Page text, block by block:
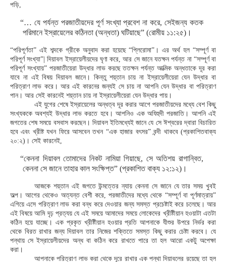
পড়ি,
“… যে পর্যন্ত পরজাতীয়দের পূর্ণ সংখ্যা প্রবেশ না করে, সেইজন্য কতক
পরিমানে ইস্রায়েলের কঠিনতা (অন্ধতা) ঘটিয়াছে” (রোমীয় ১১:২৫)।
“পরিপূর্ণতা” এই শব্দকে গ্রীকে অনুবাদ করা হয়েছে “প্লিরোমা”। এর অর্থ হল “সম্পূর্ণ বা
পরিপূর্ণ সংখ্যা”| দিয়াবল ইস্রায়েলীয়দের ঘৃণা করে, আর সে জানে যতক্ষন পর্যন্ত না “সম্পূর্ণ বা
পরিপূর্ণ সংখ্যায়” পরজাতীয়েরা উদ্ধার লাভ করছে ততক্ষন পর্যন্ত আত্মিক অন্ধতাকে দূর করা
যাবে না এই বিষয় দিয়াবল জানে। কিন্তু শয়্তান চায় না ইস্রায়েলীয়েরা যেন উদ্ধার বা
পরিত্রাণ লাভ করে। আর এই কারনের জন্যই সে চায় না আপনি যেন উদ্ধার বা পরিত্রাণ
পান। আর সেই কারনেই শয়্তান চায় না ইস্রায়েলীয়েরা যেন উদ্ধার পায়।
এই যুগের শেষে ইস্রায়েলের অন্ধত্ব দূর করার আগে পরজাতীয়দের মধ্যে বেশ কিছু
সংখ্যককে অবশ্যই উদ্ধার লাভ করতে হবে। আপনিও এক অযিহুদী পরজাতি। আপনি এই
জগতের শেষ সময়ে বসবাস করছেন। দিয়াবল ইতিমধ্যেই জানে যে সে ঈশ্বরের দ্বারা বিচারিত
হবে এবং খ্রীষ্ট যখন ফিরে আসবেন তখন “এক হাজার বৎসর” বন্দী থাকবে (প্রকাশিতবাক্য
২০:২)। সেই কারনেই,
“কেননা দিয়াবল তোমাদের নিকট নামিয়া গিয়াছে, সে অতিশয় রাগান্বিত,
কেননা সে জানে তাহার কাল সংক্ষিপ্ত” (প্রকাশিত বাক্য ১২:১২)।
আজকে শয়্তান এই জগতে উন্মত্তের ন্যায় কেননা সে জানে যে তার সময় খুবই
অল্প। আগের থেকেও অত্যন্ত বেশী করে, পরজাতীদের মধ্যে থেকে “সম্পূর্ণ বা পূর্ণমাত্রায়”
এগিয়ে এসে পরিত্রাণ লাভ করা বন্ধ করে দেওয়ার জন্য সমস্ত প্রচেষ্টাই করে চলেছে। আর
এই বিষয়ে আমি দৃঢ় প্রত্যয় যে এই সময়ে আমাদের সময়ে লোকেদের খ্রীষ্টীয়ান হওয়াটা এতটা
কঠিন হয়ে যাচ্ছে। এক প্রকৃত খ্রীষ্টীয়ান হওয়ার প্রতি আপনাকে যীশুর উপরে নির্ভর করা
থেকে বিরত রাখার জন্য দিয়াবল তার নিজের শক্তিতে সমস্ত কিছু করার চেষ্টা করবে। যে
পন্থায় সে ইস্রায়েলীয়দের অন্ধ বা কঠিন করে রাখতে পারে তা হল আরো একটু অপেক্ষা
করা।
আপনাকে পরিত্রাণ লাভ করা থেকে দূরে রাখার এক পন্থা দিয়াবলের রয়েছে তা হল